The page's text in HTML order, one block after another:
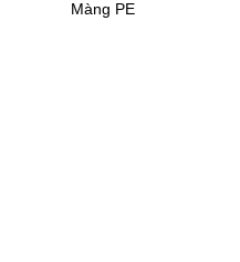
Màng PE